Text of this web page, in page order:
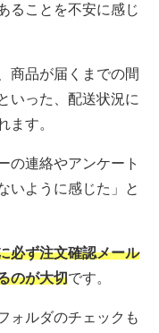
ることを不安に感じ
商品が届くまでの間
いった、配送状況に
ます。
の連絡やアンケート
いように感じた」と
必ず注文確認メール
のが大切です。
ォルダのチェックも